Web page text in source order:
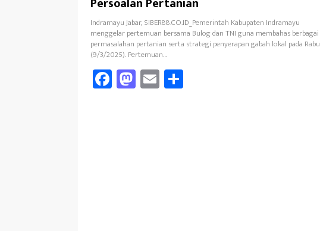
Indramayu Jabar, SIBER88.CO.ID_Pemerintah Kabupaten Indramayu
menggelar pertemuan bersama Bulog dan TNI guna membahas berbagai
permasalahan pertanian serta strategi penyerapan gabah lokal pada Rabu
(9/3/2025). Pertemuan…
Fa
ce
M
as
E
m